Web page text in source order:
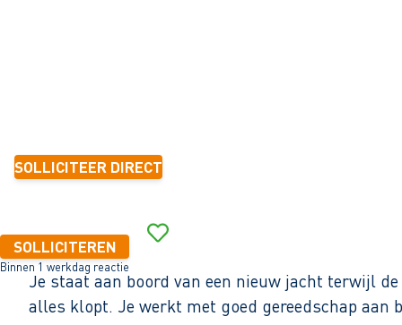
SOLLICITEER DIRECT
SOLLICITEREN
Binnen 1 werkdag reactie
Je staat aan boord van een nieuw jacht terwijl
alles klopt. Je werkt met goed gereedschap